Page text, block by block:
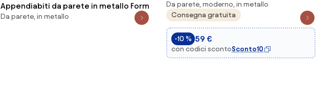
Appendiabiti da parete in metallo Form
Da parete, in metallo
Da parete, moderno, in metallo
Consegna gratuita
-10 % 59 €
con codici scontoSconto10